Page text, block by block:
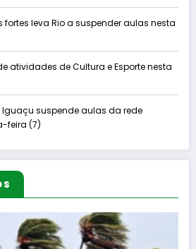
fortes leva Rio a suspender aulas nesta
atividades de Cultura e Esporte nesta
Iguaçu suspende aulas da rede
feira (7)